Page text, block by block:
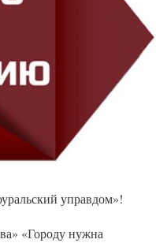
управдом»!
«Городу нужна